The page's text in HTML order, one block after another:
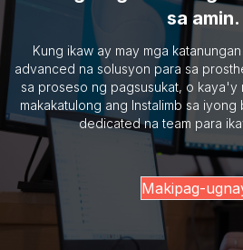
sa amin.
Kung ikaw ay may mga
advanced na solusyon para sa
sa proseso ng pagsusukat, o kaya'y
makakatulong ang Instalimb sa
dedicated na team para
Makipag-